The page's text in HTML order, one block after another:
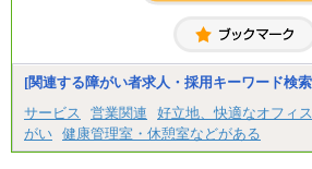
[関連する障がい者求人・採用キーワード検
サービス
営業関連 好立地、快適なオフィ
がい 健康管理室・休憩室などがある